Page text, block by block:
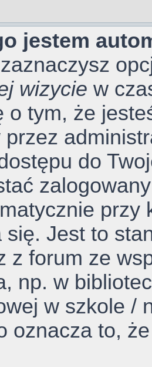
jestem
wizycie w
o tym, że
przez
do
przy
się. Jest to
z forum ze
np. w
w szkole /
oznacza to,